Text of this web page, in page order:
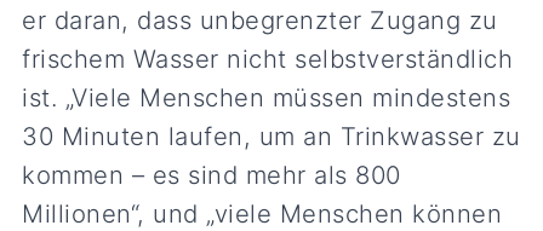
er daran, dass unbegrenzter Zugang zu
frischem Wasser nicht selbstverständlich
ist. „Viele Menschen müssen mindestens
30 Minuten laufen, um an Trinkwasser zu
kommen – es sind mehr als 800
Millionen“, und „viele Menschen können